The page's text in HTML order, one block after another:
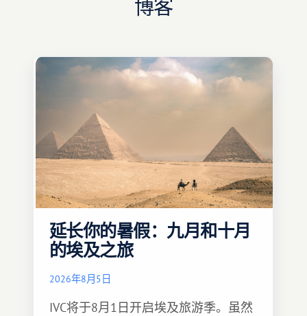
博客
延长你的暑假：九月和十月
的埃及之旅
2026年8月5日
IVC将于8月1日开启埃及旅游季。虽然